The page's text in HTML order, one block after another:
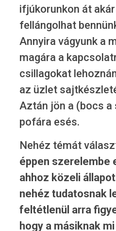
ifjúkorunkon át
fellángolhat
Annyira vágyunk a
magára a
csillagokat
az üzlet
Aztán jön a (bocs
pofára esés.
Nehéz témát
éppen szerelembe
ahhoz közeli
nehéz tudatosnak
feltétlenül arra
hogy a másiknak